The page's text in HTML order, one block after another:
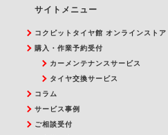
サイトメニュー
コクピットタイヤ館 オンラインストア
購入・作業予約受付
カーメンテナンスサービス
タイヤ交換サービス
コラム
サービス事例
ご相談受付